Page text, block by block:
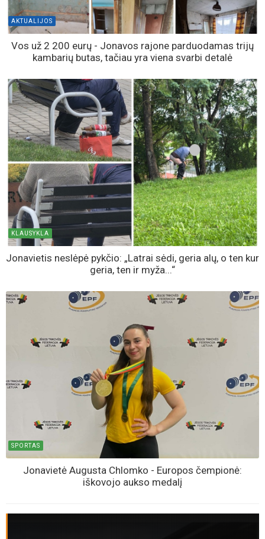
AKTUALIJOS
Vos už 2 200 eurų - Jonavos rajone parduodamas trijų
kambarių butas, tačiau yra viena svarbi detalė
KLAUSYKLA
Jonavietis neslėpė pykčio: „Latrai sėdi, geria alų, o ten kur
geria, ten ir myža...“
SPORTAS
Jonavietė Augusta Chlomko - Europos čempionė:
iškovojo aukso medalį